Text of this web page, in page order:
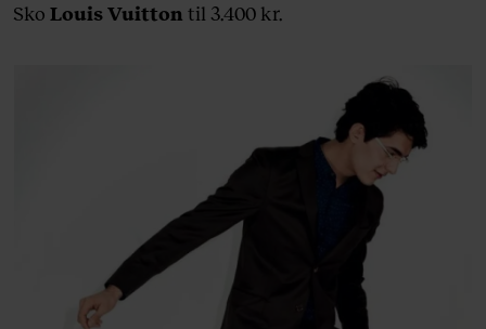
Sko Louis Vuitton til 3.400 kr.